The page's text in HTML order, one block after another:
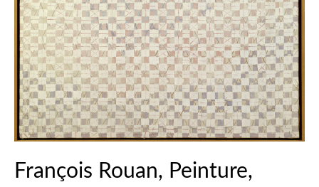
François Rouan, Peinture,